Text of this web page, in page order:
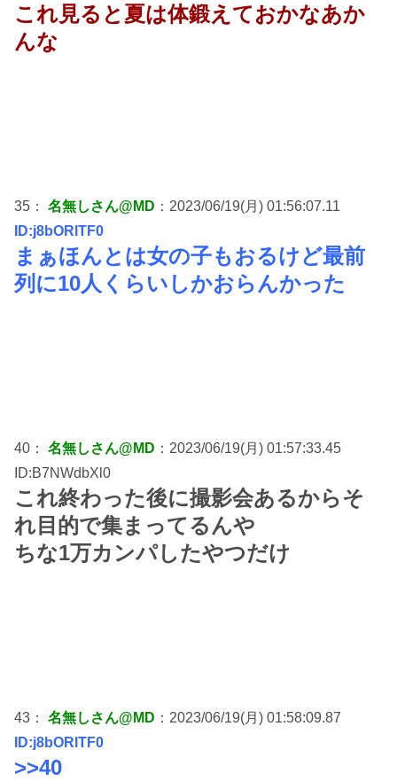
これ見ると夏は体鍛えておかなあか
んな
35： 名無しさん@MD ：2023/06/19(月) 01:56:07.11
ID:j8bORlTF0
まぁほんとは女の子もおるけど最前
列に10人くらいしかおらんかった
40： 名無しさん@MD ：2023/06/19(月) 01:57:33.45
ID:B7NWdbXl0
これ終わった後に撮影会あるからそ
れ目的で集まってるんや
ちな1万カンパしたやつだけ
43： 名無しさん@MD ：2023/06/19(月) 01:58:09.87
ID:j8bORlTF0
>>40